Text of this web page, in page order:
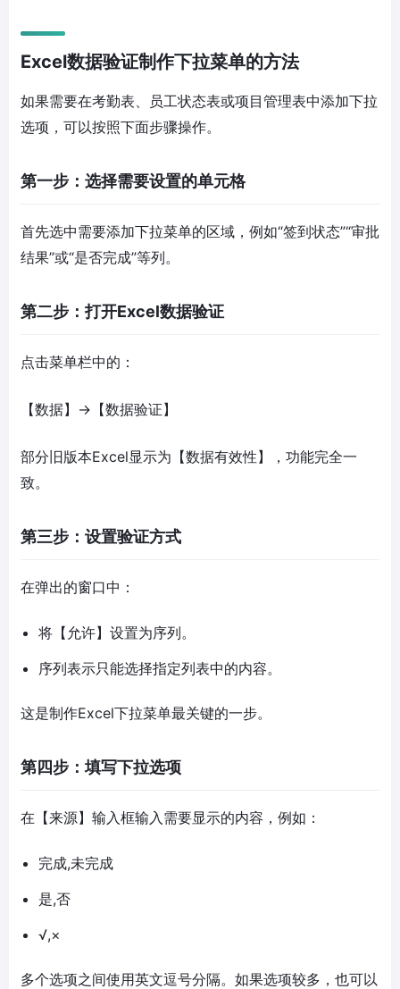
Excel数据验证制作下拉菜单的方法
如果需要在考勤表、员工状态表或项目管理表中添加下拉
选项，可以按照下面步骤操作。
第一步：选择需要设置的单元格
首先选中需要添加下拉菜单的区域，例如“签到状态”“审批
结果”或“是否完成”等列。
第二步：打开Excel数据验证
点击菜单栏中的：
【数据】→【数据验证】
部分旧版本Excel显示为【数据有效性】，功能完全一
致。
第三步：设置验证方式
在弹出的窗口中：
将【允许】设置为序列。
序列表示只能选择指定列表中的内容。
这是制作Excel下拉菜单最关键的一步。
第四步：填写下拉选项
在【来源】输入框输入需要显示的内容，例如：
完成,未完成
是,否
√,×
多个选项之间使用英文逗号分隔。如果选项较多，也可以